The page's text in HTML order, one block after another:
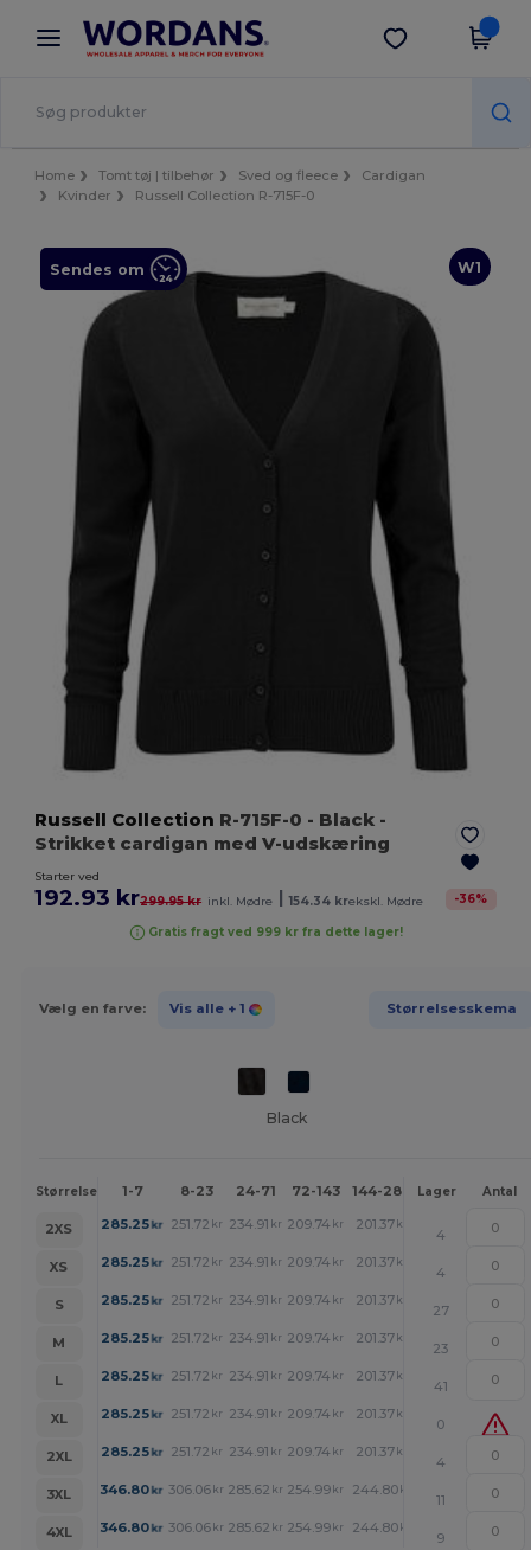
× Wordans-app
Bedre priser i appen!
Hent app
Home Tomt tøj | tilbehør Sved og fleece
Cardigan
Kvinder
Russell Collection R-715F-0
W1
Sendes om
Russell Collection R-715F-0 - Black -
Strikket cardigan med V-udskæring
Starter ved
192.93 kr299.95 kr inkl. Mødre | 154.34 krekskl. Mødre -36%
Gratis fragt ved 999 kr fra dette lager!
Vælg en farve: Vis alle + 1 Størrelsesskema
Black
Størrelse 1-7 8-23 24-71 72-143 144-287 288 + Mere
Lager Antal
2XS 285.25kr 251.72 kr 234.91 kr 209.74 kr 201.37 kr +
4
XS
285.25kr 251.72 kr 234.91 kr 209.74 kr 201.37 kr +
4
S
285.25kr 251.72 kr 234.91 kr 209.74 kr 201.37 kr +
27
M
285.25kr 251.72 kr 234.91 kr 209.74 kr 201.37 kr +
23
L
285.25kr 251.72 kr 234.91 kr 209.74 kr 201.37 kr +
41
XL
285.25kr 251.72 kr 234.91 kr 209.74 kr 201.37 kr +
0
2XL
285.25kr 251.72 kr 234.91 kr 209.74 kr 201.37 kr +
4
3XL
346.80kr 306.06 kr 285.62 kr 254.99 kr 244.80 kr +
11
4XL
346.80kr 306.06 kr 285.62 kr 254.99 kr 244.80 kr +
9